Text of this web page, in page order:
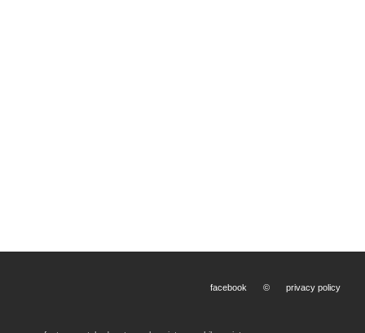
facebook © privacy policy